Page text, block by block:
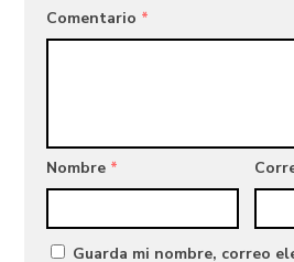
Comentario *
Nombre *
Guarda mi nombre, correo